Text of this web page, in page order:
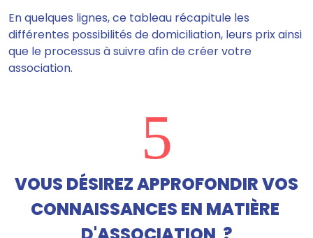
En quelques lignes, ce tableau récapitule les
différentes possibilités de domiciliation, leurs prix ainsi
que le processus à suivre afin de créer votre
association.
5
VOUS DÉSIREZ APPROFONDIR VOS
CONNAISSANCES EN MATIÈRE